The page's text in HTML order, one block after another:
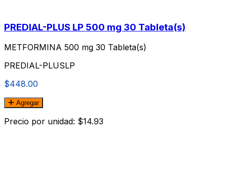
PREDIAL-PLUS LP 500 mg 30 Tableta(s)
METFORMINA 500 mg 30 Tableta(s)
PREDIAL-PLUSLP
$448.00
Agregar
Precio por unidad: $14.93